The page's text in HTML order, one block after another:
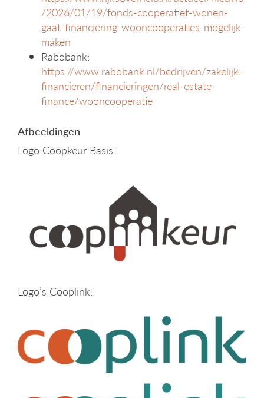
/2026/01/19/fonds-cooperatief-wonen-
gaat-financiering-wooncooperaties-mogelijk-
maken
Rabobank:
https://www.rabobank.nl/bedrijven/zakelijk-
financieren/financieringen/real-estate-
finance/wooncooperatie
Afbeeldingen
Logo Coopkeur Basis:
Logo’s Cooplink: